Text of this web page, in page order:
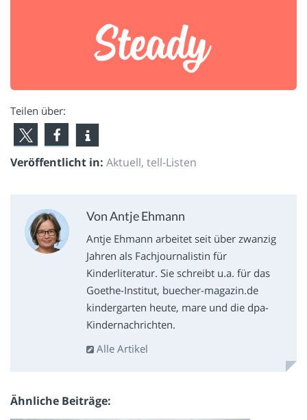
Teilen über:
Veröffentlicht in: Aktuell, tell-Listen
Von Antje Ehmann
Antje Ehmann arbeitet seit über zwanzig
Jahren als Fachjournalistin für
Kinderliteratur. Sie schreibt u.a. für das
Goethe-Institut, buecher-magazin.de
kindergarten heute, mare und die dpa-
Kindernachrichten.
Alle Artikel
Ähnliche Beiträge